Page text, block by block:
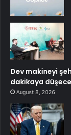
Dev makineyi
dakikaya
August 8, 2026